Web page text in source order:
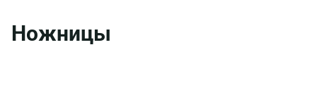
Ножницы